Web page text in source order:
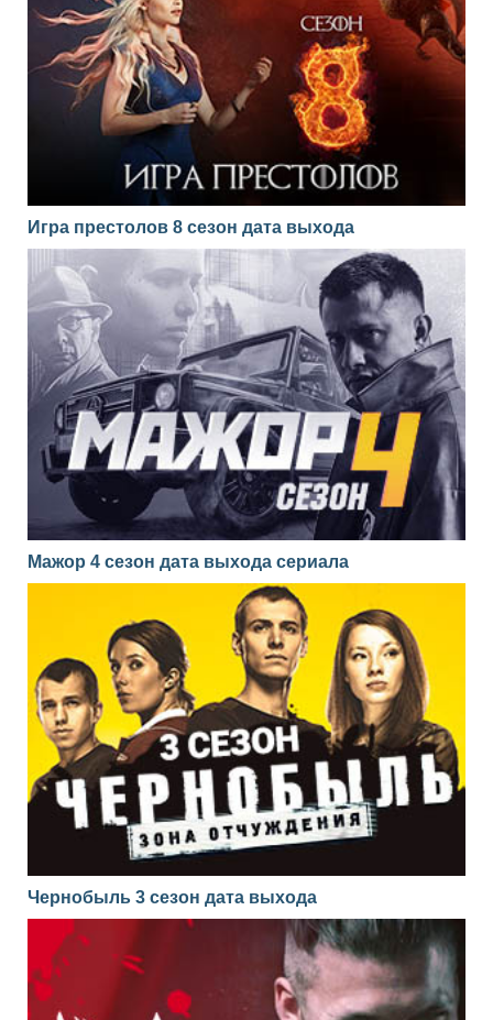
Игра престолов 8 сезон дата выхода
Мажор 4 сезон дата выхода сериала
Чернобыль 3 сезон дата выхода